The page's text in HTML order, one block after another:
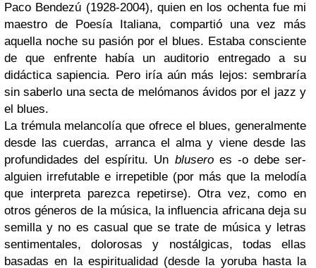
Paco Bendezú (1928-2004), quien en los ochenta fue mi
maestro de Poesía Italiana, compartió una vez más
aquella noche su pasión por el blues. Estaba consciente
de que enfrente había un auditorio entregado a su
didáctica sapiencia. Pero iría aún más lejos: sembraría
sin saberlo una secta de melómanos ávidos por el jazz y
el blues.
La trémula melancolía que ofrece el blues, generalmente
desde las cuerdas, arranca el alma y viene desde las
profundidades del espíritu. Un bluseroes -o debe ser-
alguien irrefutable e irrepetible (por más que la melodía
que interpreta parezca repetirse). Otra vez, como en
otros géneros de la música, la influencia africana deja su
semilla y no es casual que se trate de música y letras
sentimentales, dolorosas y nostálgicas, todas ellas
basadas en la espiritualidad (desde la yoruba hasta la